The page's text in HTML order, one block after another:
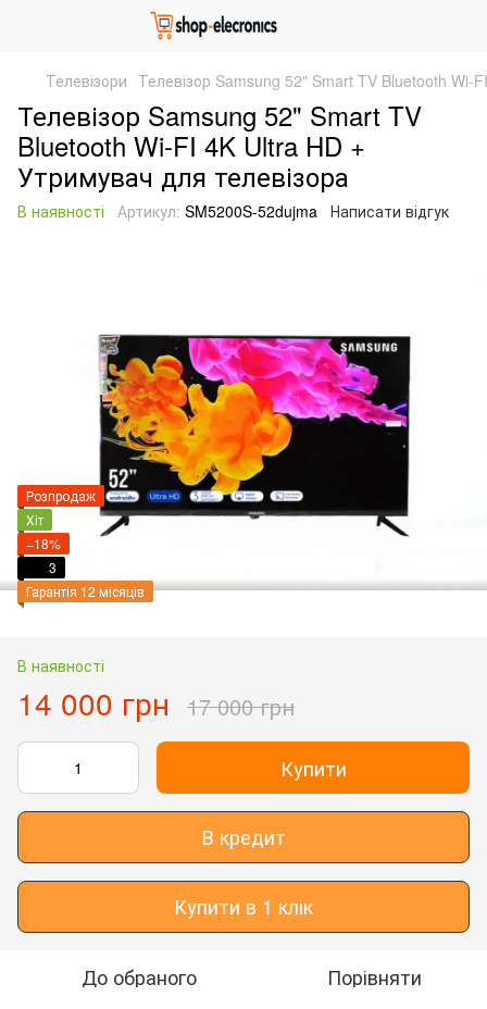
Телевізори Телевізор Samsung 52" Smart TV Bluetooth Wi-
Телевізор Samsung 52" Smart TV
Bluetooth Wi-FI 4K Ultra HD +
Утримувач для телевізора
В наявності Артикул: SM5200S-52dujma Написати відгук
Розпродаж
Хіт
−18%
3
Гарантія 12 місяців
В наявності
14 000 грн 17 000 грн
Купити
В кредит
Купити в 1 клік
До обраного Порівняти